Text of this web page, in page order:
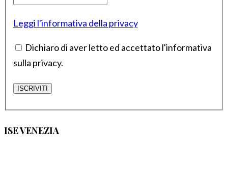
Leggi l'informativa della privacy
Dichiaro di aver letto ed accettato l'informativa
sulla privacy.
ISE VENEZIA